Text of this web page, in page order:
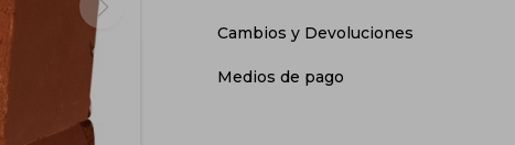
Cambios y Devoluciones
Medios de pago